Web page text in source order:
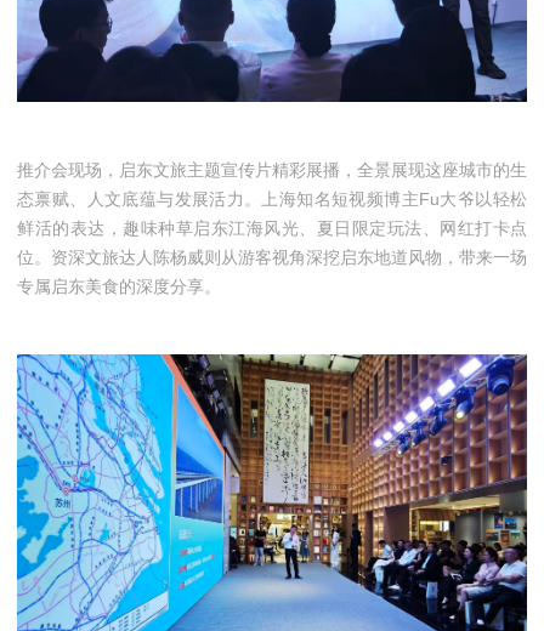
推介会现场，启东文旅主题宣传片精彩展播，全景展现这座城市的生
态禀赋、人文底蕴与发展活力。上海知名短视频博主Fu大爷以轻松
鲜活的表达，趣味种草启东江海风光、夏日限定玩法、网红打卡点
位。资深文旅达人陈杨威则从游客视角深挖启东地道风物，带来一场
专属启东美食的深度分享。